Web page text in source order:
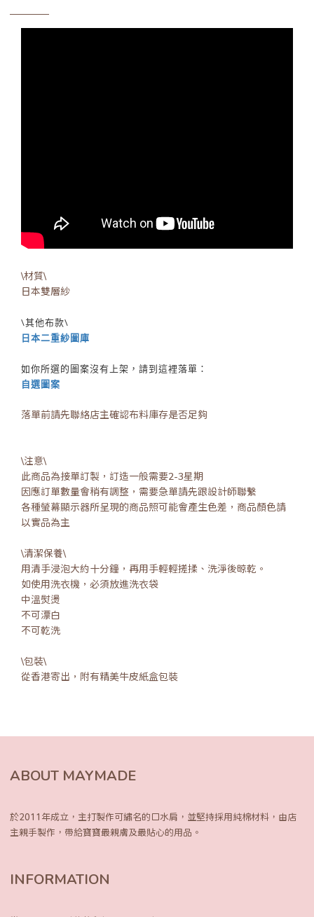
\材質\
日本雙層紗
\其他布款\
日本二重紗圖庫
如你所選的圖案沒有上架，請到這裡落單：
自選圖案
落單前請先聯絡店主確認布料庫存是否足夠
\注意\
此商品為接單訂製，訂造一般需要2-3星期
因應訂單數量會稍有調整，需要急單請先跟設計師聯繫
各種螢幕顯示器所呈現的商品照可能會產生色差，商品顏色請
以實品為主
\清潔保養\
用清手浸泡大約十分鐘，再用手輕輕搓揉、洗淨後晾乾。
如使用洗衣機，必須放進洗衣袋
中溫熨燙
不可漂白
不可乾洗
\包裝\
從香港寄出，附有精美牛皮紙盒包裝
ABOUT MAYMADE
於2011年成立，主打製作可繡名的口水肩， 並堅持採用純棉材料，由店
主親手製作， 帶給寶寶最親膚及最貼心的用品。
INFORMATION